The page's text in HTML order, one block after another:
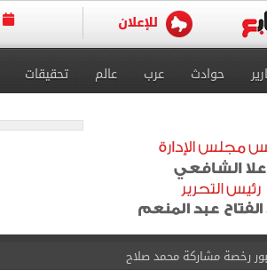
حوادث عرب عالم تحقيقات